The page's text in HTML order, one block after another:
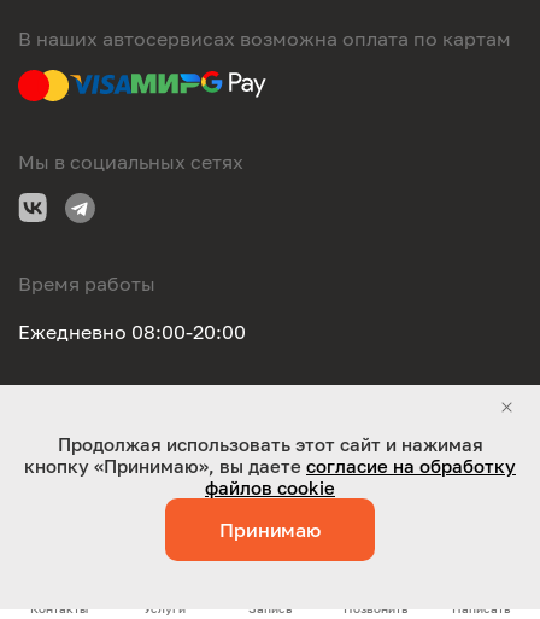
Контакты Услуги Запись Позвонить Написать
В наших автосервисах возможна оплата по картам
Мы в социальных сетях
Время работы
Ежедневно 08:00-20:00
ООО "Оригинал-сервис". Все права защищены 2026
Работает на технологиях:Jaky
Продолжая использовать этот сайт и нажимая
кнопку «Принимаю», вы даете согласие на обработку
файлов cookie
Принимаю